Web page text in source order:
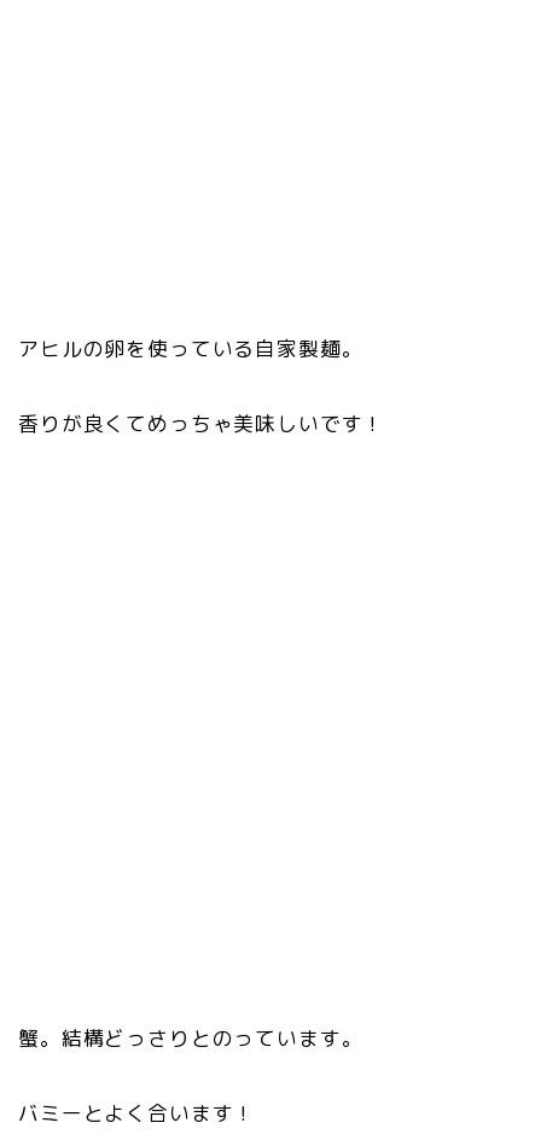
アヒルの卵を使っている自家製麺。
香りが良くてめっちゃ美味しいです！
蟹。結構どっさりとのっています。
バミーとよく合います！